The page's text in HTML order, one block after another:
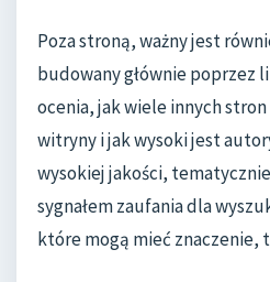
Poza stroną, ważny jest
budowany głównie poprzez
ocenia, jak wiele innych
witryny i jak wysoki jest
wysokiej jakości,
sygnałem zaufania dla
które mogą mieć znaczenie,